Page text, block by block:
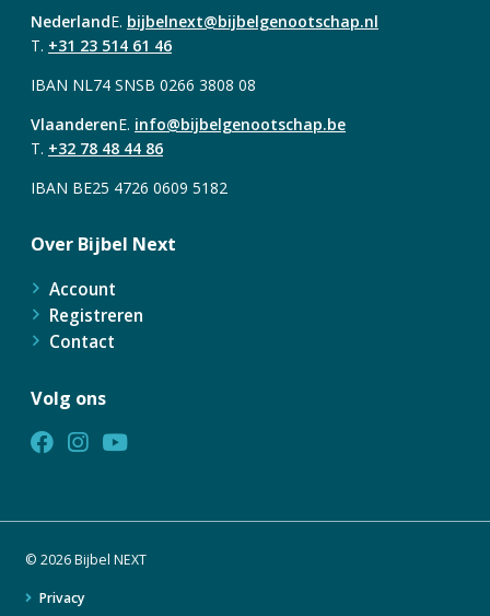
NederlandE. bijbelnext@bijbelgenootschap.nl
T. +31 23 514 61 46
IBAN NL74 SNSB 0266 3808 08
VlaanderenE. info@bijbelgenootschap.be
T. +32 78 48 44 86
IBAN BE25 4726 0609 5182
Over Bijbel Next
Account
Registreren
Contact
Volg ons
© 2026 Bijbel NEXT
Privacy